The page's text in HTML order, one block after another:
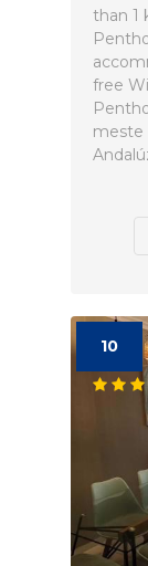
than 1
free
meste
10